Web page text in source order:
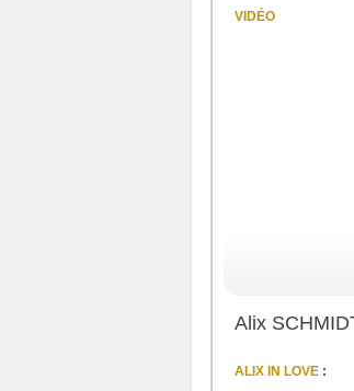
VIDÉO
Alix
ALIX IN LOVE :